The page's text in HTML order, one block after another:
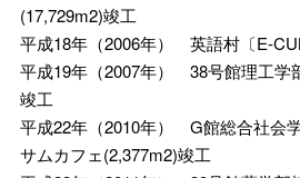
(17,729m2)竣工
平成18年（2006年） 英語村〔E-
平成19年（2007年） 38号館理工学
竣工
平成22年（2010年） G館総合社会
サムカフェ(2,377m2)竣工